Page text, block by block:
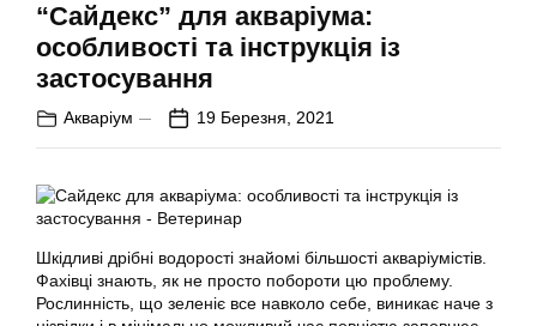
“Сайдекс” для акваріума:
особливості та інструкція із
застосування
Акваріум 19 Березня, 2021
Шкідливі дрібні водорості знайомі більшості акваріумістів.
Фахівці знають, як не просто побороти цю проблему.
Рослинність, що зеленіє все навколо себе, виникає наче з